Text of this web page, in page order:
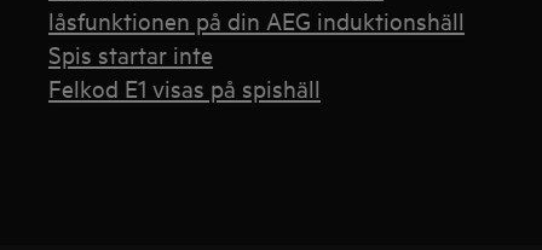
låsfunktionen på din AEG induktionshäll
Spis startar inte
Felkod E1 visas på spishäll